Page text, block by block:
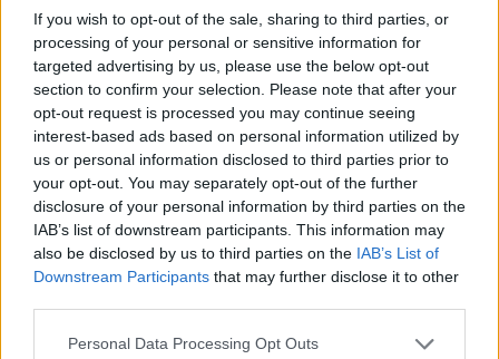
If you wish to opt-out of the sale, sharing to third parties, or
processing of your personal or sensitive information for
targeted advertising by us, please use the below opt-out
section to confirm your selection. Please note that after your
opt-out request is processed you may continue seeing
interest-based ads based on personal information utilized by
us or personal information disclosed to third parties prior to
your opt-out. You may separately opt-out of the further
disclosure of your personal information by third parties on the
IAB’s list of downstream participants. This information may
also be disclosed by us to third parties on the IAB’s List of
Downstream Participants that may further disclose it to other
Personal Data Processing Opt Outs
Aukció adatai
Aukció neve:91. AUKCIÓ
Aukció dátuma: 2020.12.20
Aukció ideje: 18:00
Aukció helye: Aukció: interneten zajlik/Kiállítás: ARTE Galéria
Tételszám: 16
GALÉRIA TOVÁBBI MŰTÁRGYAI